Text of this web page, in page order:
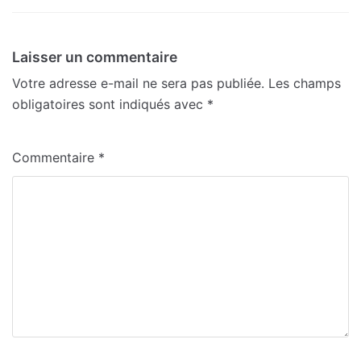
Laisser un commentaire
Votre adresse e-mail ne sera pas publiée. Les champs
obligatoires sont indiqués avec *
Commentaire *